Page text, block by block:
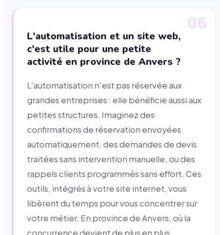
06
L'automatisation et un site web,
c'est utile pour une petite
activité en province de Anvers ?
L'automatisation n'est pas réservée aux
grandes entreprises : elle bénéficie aussi aux
petites structures. Imaginez des
confirmations de réservation envoyées
automatiquement, des demandes de devis
traitées sans intervention manuelle, ou des
rappels clients programmés sans effort. Ces
outils, intégrés à votre site internet, vous
libèrent du temps pour vous concentrer sur
votre métier. En province de Anvers, où la
concurrence devient de plus en plus